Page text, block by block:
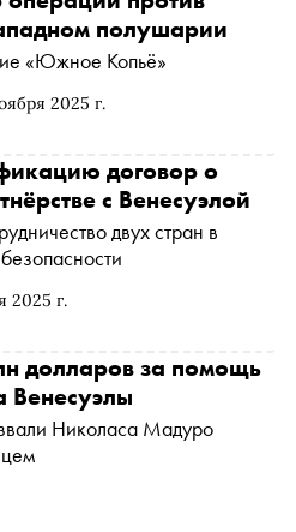
2025 г.
полушарии
«Южное Копьё»
2025 г.
договор о
с Венесуэлой
двух стран в
долларов за помощь
Венесуэлы
Николаса Мадуро